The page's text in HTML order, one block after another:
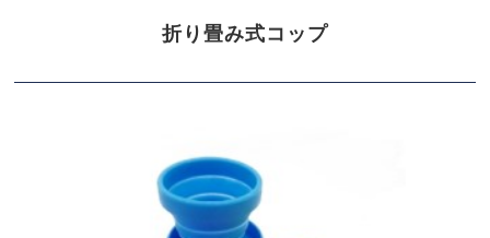
折り畳み式コップ